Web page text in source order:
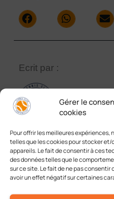
Gérer le
cookies
Pour offrir les meilleures
telles que les cookies pour stocker
appareils. Le fait de consentir à ces
des données telles que le
sur ce site. Le fait de ne pas
avoir un effet négatif sur certaines
Ecrit par :
TCF